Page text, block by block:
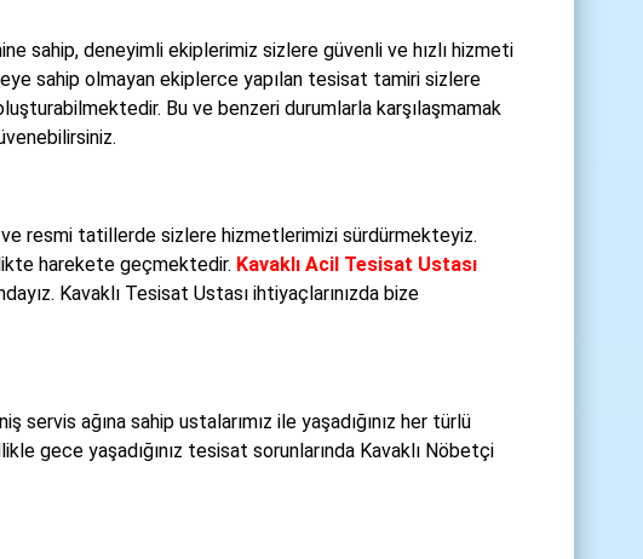
sahip, deneyimli ekiplerimiz sizlere güvenli ve hızlı hizmeti
sahip olmayan ekiplerce yapılan tesisat tamiri sizlere
Bu ve benzeri durumlarla karşılaşmamak
resmi tatillerde sizlere hizmetlerimizi sürdürmekteyiz.
harekete geçmektedir. Kavaklı Acil Tesisat Ustası
Kavaklı Tesisat Ustası ihtiyaçlarınızda bize
servis ağına sahip ustalarımız ile yaşadığınız her türlü
gece yaşadığınız tesisat sorunlarında Kavaklı Nöbetçi